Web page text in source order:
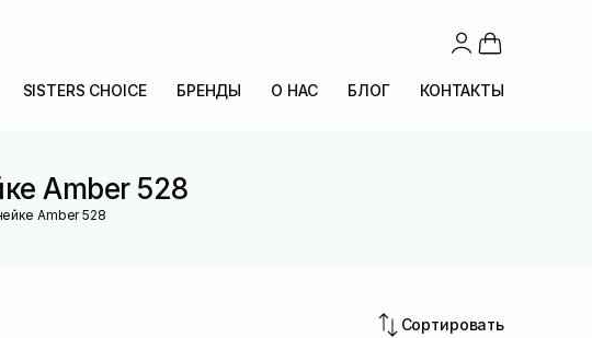
SISTERS CHOICE БРЕНДЫ О НАС БЛОГ КОНТАКТЫ
Amber 528
Amber 528
Сортировать